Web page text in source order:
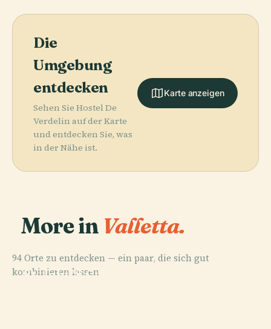
Die
Umgebung
entdecken
Sehen Sie Hostel De
Verdelin auf der Karte
und entdecken Sie, was
in der Nähe ist.
Karte anzeigen
More in Valletta.
94 Orte zu entdecken — ein paar, die sich gut
kombinieren lassen.
PLACE
St. John’S Co-
PLACE
PLACE